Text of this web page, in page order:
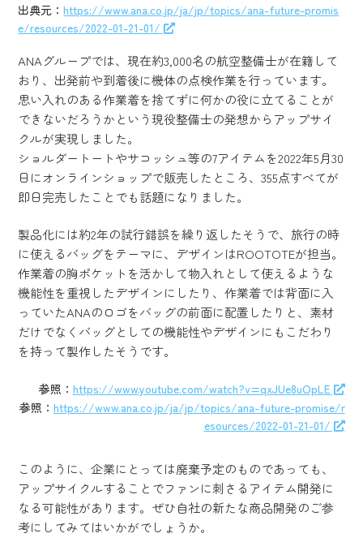
出典元：https://www.ana.co.jp/ja/jp/topics/ana-future-promis
e/resources/2022-01-21-01/
ANAグループでは、現在約3,000名の航空整備士が在籍して
おり、出発前や到着後に機体の点検作業を行っています。
思い入れのある作業着を捨てずに何かの役に立てることが
できないだろうかという現役整備士の発想からアップサイ
クルが実現しました。
ショルダートートやサコッシュ等の7アイテムを2022年5月30
日にオンラインショップで販売したところ、355点すべてが
即日完売したことでも話題になりました。
製品化には約2年の試行錯誤を繰り返したそうで、旅行の時
に使えるバッグをテーマに、デザインはROOTOTEが担当。
作業着の胸ポケットを活かして物入れとして使えるような
機能性を重視したデザインにしたり、作業着では背面に入
っていたANAのロゴをバッグの前面に配置したりと、素材
だけでなくバッグとしての機能性やデザインにもこだわり
を持って製作したそうです。
参照： https://www.youtube.com/watch?v=qxJUe8uOpLE
参照： https://www.ana.co.jp/ja/jp/topics/ana-future-promise/r
esources/2022-01-21-01/
このように、企業にとっては廃棄予定のものであっても、
アップサイクルすることでファンに刺さるアイテム開発に
なる可能性があります。ぜひ自社の新たな商品開発のご参
考にしてみてはいかがでしょうか。